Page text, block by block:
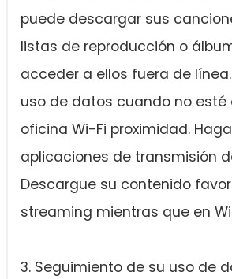
puede descargar sus
listas de reproducción o
acceder a ellos fuera de
uso de datos cuando no esté
oficina Wi-Fi proximidad.
aplicaciones de transmisión
Descargue su contenido
streaming mientras que en
3. Seguimiento de su uso de